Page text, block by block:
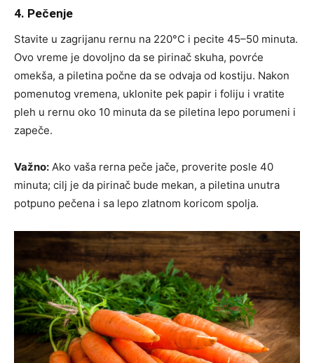
4. Pečenje
Stavite u zagrijanu rernu na 220°C i pecite 45–50 minuta.
Ovo vreme je dovoljno da se pirinač skuha, povrće
omekša, a piletina počne da se odvaja od kostiju. Nakon
pomenutog vremena, uklonite pek papir i foliju i vratite
pleh u rernu oko 10 minuta da se piletina lepo porumeni i
zapeče.
Važno: Ako vaša rerna peče jače, proverite posle 40
minuta; cilj je da pirinač bude mekan, a piletina unutra
potpuno pečena i sa lepo zlatnom koricom spolja.